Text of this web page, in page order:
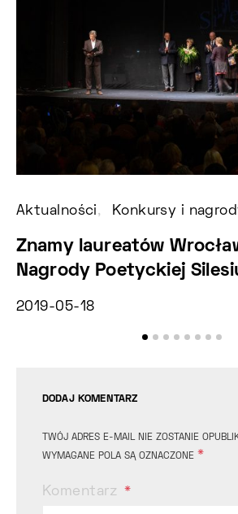
Aktualności Konkursy i
Znamy laureatów
Nagrody Poetyckiej
2019-05-18
DODAJ KOMENTARZ
TWÓJ ADRES E-MAIL NIE ZOSTANIE
WYMAGANE POLA SĄ OZNACZONE *
Komentarz